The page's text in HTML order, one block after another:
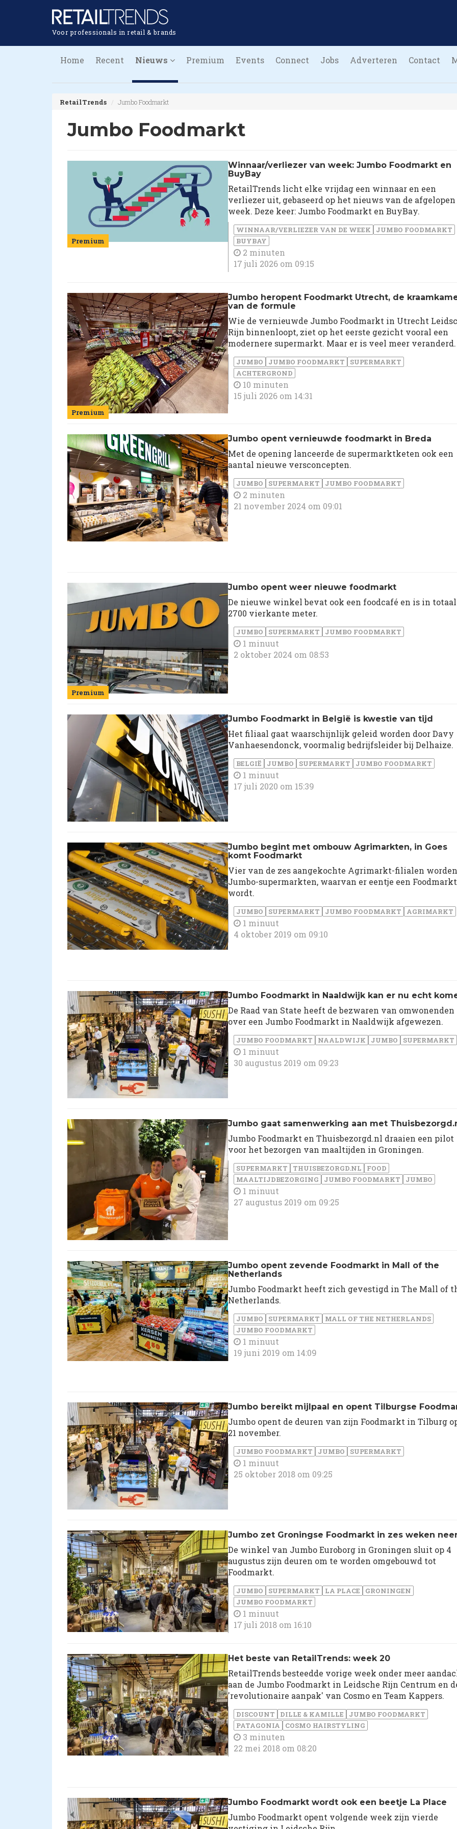
Voor professionals in retail & brands
Home Recent Nieuws Premium Events Connect Jobs Adverteren Contact
RetailTrends Jumbo Foodmarkt
Jumbo Foodmarkt
Premium
Winnaar/verliezer van week: Jumbo Foodmarkt en
BuyBay
RetailTrends licht elke vrijdag een winnaar en een
verliezer uit, gebaseerd op het nieuws van de afgelopen
week. Deze keer: Jumbo Foodmarkt en BuyBay.
WINNAAR/VERLIEZER VAN DE WEEK
JUMBO FOODMARKT
BUYBAY
2 minuten
17 juli 2026 om 09:15
Premium
Jumbo heropent Foodmarkt Utrecht, de
van de formule
Wie de vernieuwde Jumbo Foodmarkt in Utrecht
Rijn binnenloopt, ziet op het eerste gezicht vooral een
modernere supermarkt. Maar er is veel meer veranderd.
JUMBO JUMBO FOODMARKT
SUPERMARKT
ACHTERGROND
10 minuten
15 juli 2026 om 14:31
Jumbo opent vernieuwde foodmarkt in Breda
Met de opening lanceerde de supermarktketen ook een
aantal nieuwe versconcepten.
JUMBO SUPERMARKT JUMBO FOODMARKT
2 minuten
21 november 2024 om 09:01
Premium
Jumbo opent weer nieuwe foodmarkt
De nieuwe winkel bevat ook een foodcafé en is in totaal
2700 vierkante meter.
JUMBO SUPERMARKT JUMBO FOODMARKT
1 minuut
2 oktober 2024 om 08:53
Jumbo Foodmarkt in België is kwestie van tijd
Het filiaal gaat waarschijnlijk geleid worden door Davy
Vanhaesendonck, voormalig bedrijfsleider bij Delhaize.
BELGIË JUMBO SUPERMARKT JUMBO FOODMARKT
1 minuut
17 juli 2020 om 15:39
Jumbo begint met ombouw Agrimarkten, in Goes
komt Foodmarkt
Vier van de zes aangekochte Agrimarkt-filialen worden
Jumbo-supermarkten, waarvan er eentje een Foodmarkt
wordt.
JUMBO SUPERMARKT JUMBO FOODMARKT AGRIMARKT
1 minuut
4 oktober 2019 om 09:10
Jumbo Foodmarkt in Naaldwijk kan er nu echt
De Raad van State heeft de bezwaren van omwonenden
over een Jumbo Foodmarkt in Naaldwijk afgewezen.
JUMBO FOODMARKT NAALDWIJK JUMBO SUPERMARKT
1 minuut
30 augustus 2019 om 09:23
Jumbo gaat samenwerking aan met
Jumbo Foodmarkt en Thuisbezorgd.nl draaien een pilot
voor het bezorgen van maaltijden in Groningen.
SUPERMARKT THUISBEZORGD.NL
FOOD
MAALTIJDBEZORGING
JUMBO FOODMARKT JUMBO
1 minuut
27 augustus 2019 om 09:25
Jumbo opent zevende Foodmarkt in Mall of the
Netherlands
Jumbo Foodmarkt heeft zich gevestigd in The Mall of
Netherlands.
JUMBO SUPERMARKT
MALL OF THE NETHERLANDS
JUMBO FOODMARKT
1 minuut
19 juni 2019 om 14:09
Jumbo bereikt mijlpaal en opent Tilburgse
Jumbo opent de deuren van zijn Foodmarkt in Tilburg
21 november.
JUMBO FOODMARKT JUMBO SUPERMARKT
1 minuut
25 oktober 2018 om 09:25
Jumbo zet Groningse Foodmarkt in zes weken
De winkel van Jumbo Euroborg in Groningen sluit op 4
augustus zijn deuren om te worden omgebouwd tot
Foodmarkt.
JUMBO SUPERMARKT LA PLACE
GRONINGEN
JUMBO FOODMARKT
1 minuut
17 juli 2018 om 16:10
Het beste van RetailTrends: week 20
RetailTrends besteedde vorige week onder meer
aan de Jumbo Foodmarkt in Leidsche Rijn Centrum en
'revolutionaire aanpak' van Cosmo en Team Kappers.
DISCOUNT DILLE & KAMILLE
JUMBO FOODMARKT
PATAGONIA
COSMO HAIRSTYLING
3 minuten
22 mei 2018 om 08:20
Jumbo Foodmarkt wordt ook een beetje La Place
Jumbo Foodmarkt opent volgende week zijn vierde